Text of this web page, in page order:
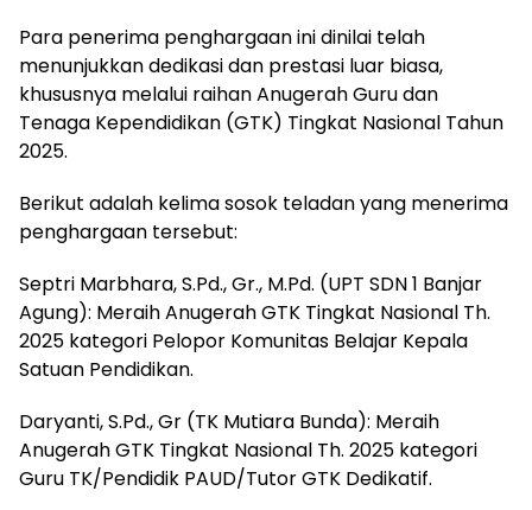
Para penerima penghargaan ini dinilai telah
menunjukkan dedikasi dan prestasi luar biasa,
khususnya melalui raihan Anugerah Guru dan
Tenaga Kependidikan (GTK) Tingkat Nasional Tahun
2025.
Berikut adalah kelima sosok teladan yang menerima
penghargaan tersebut:
Septri Marbhara, S.Pd., Gr., M.Pd. (UPT SDN 1 Banjar
Agung): Meraih Anugerah GTK Tingkat Nasional Th.
2025 kategori Pelopor Komunitas Belajar Kepala
Satuan Pendidikan.
Daryanti, S.Pd., Gr (TK Mutiara Bunda): Meraih
Anugerah GTK Tingkat Nasional Th. 2025 kategori
Guru TK/Pendidik PAUD/Tutor GTK Dedikatif.